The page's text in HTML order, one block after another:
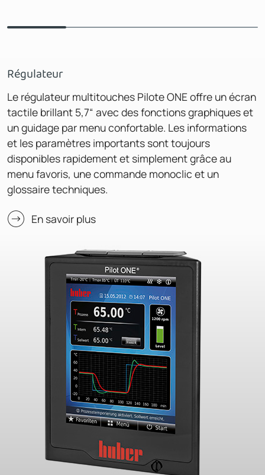
Régulateur
Le régulateur multitouches Pilote ONE offre un écran
tactile brillant 5,7“ avec des fonctions graphiques et
un guidage par menu confortable. Les informations
et les paramètres importants sont toujours
disponibles rapidement et simplement grâce au
menu favoris, une commande monoclic et un
glossaire techniques.
En savoir plus